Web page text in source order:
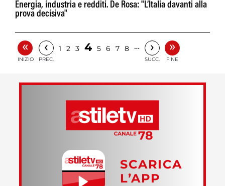
Energia, industria e redditi. De Rosa: "L’Italia davanti alla
prova decisiva"
«
INIZIO
‹
PREC.
1 2 3 4 5 6 7 8 … ›
SUCC.
»
FINE
SCARICA
L’APP